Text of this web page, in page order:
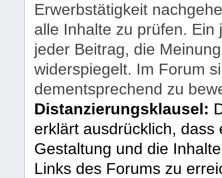
Erwerbstätigkeit
alle Inhalte zu prüfen.
jeder Beitrag, die
widerspiegelt. Im Forum
dementsprechend zu
Distanzierungsklausel:
erklärt ausdrücklich,
Gestaltung und die
Links des Forums zu